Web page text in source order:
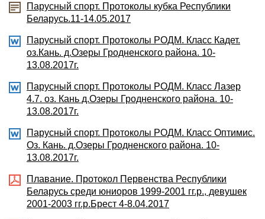
Парусный спорт. Протоколы кубка Республики
Беларусь.11-14.05.2017
Парусный спорт. Протоколы РОДМ. Класс Кадет.
оз.Кань. д.Озеры Гродненского района. 10-
13.08.2017г.
Парусный спорт. Протоколы РОДМ. Класс Лазер
4.7. оз. Кань д.Озеры Гродненского района. 10-
13.08.2017г.
Парусный спорт. Протоколы РОДМ. Класс Оптимис.
Оз. Кань. д.Озеры Гродненского района. 10-
13.08.2017г.
Плавание. Протокол Первенства Республики
Беларусь среди юниоров 1999-2001 гг.р., девушек
2001-2003 гг.р.Брест 4-8.04.2017